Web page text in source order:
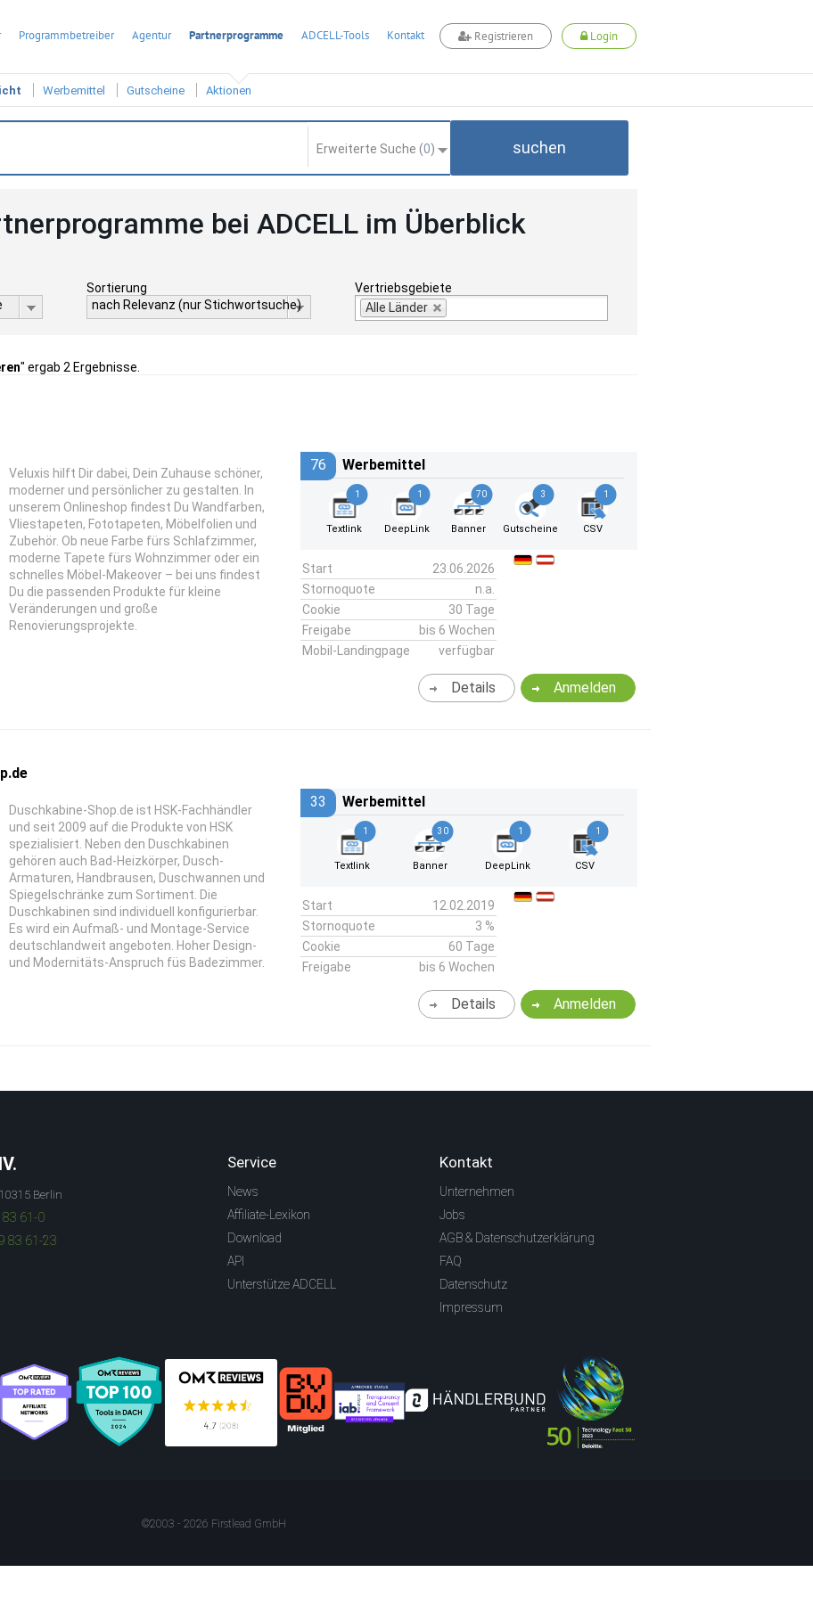
Programmbetreiber Agentur Partnerprogramme ADCELL-Tools Kontakt Registrieren Login
Werbemittel Gutscheine Aktionen
Erweiterte Suche (0) suchen
bei ADCELL im Überblick
Sortierung
nach Relevanz (nur Stichwortsuche)
Vertriebsgebiete
Alle Länder
" ergab 2 Ergebnisse.
Veluxis hilft Dir dabei, Dein Zuhause schöner,
moderner und persönlicher zu gestalten. In
unserem Onlineshop findest Du Wandfarben,
Vliestapeten, Fototapeten, Möbelfolien und
Zubehör. Ob neue Farbe fürs Schlafzimmer,
moderne Tapete fürs Wohnzimmer oder ein
schnelles Möbel-Makeover – bei uns findest
Du die passenden Produkte für kleine
Veränderungen und große
Renovierungsprojekte.
76 Werbemittel
1
Textlink
1
DeepLink
70
Banner
3
Gutscheine
1
CSV
Start
23.06.2026
Stornoquote
n.a.
Cookie
30 Tage
Freigabe
bis 6 Wochen
Mobil-Landingpage
verfügbar
Anmelden
Details
Duschkabine-Shop.de ist HSK-Fachhändler
und seit 2009 auf die Produkte von HSK
spezialisiert. Neben den Duschkabinen
gehören auch Bad-Heizkörper, Dusch-
Armaturen, Handbrausen, Duschwannen und
Spiegelschränke zum Sortiment. Die
Duschkabinen sind individuell konfigurierbar.
Es wird ein Aufmaß- und Montage-Service
deutschlandweit angeboten. Hoher Design-
und Modernitäts-Anspruch füs Badezimmer.
33 Werbemittel
1
Textlink
30
Banner
1
DeepLink
1
CSV
Start
12.02.2019
Stornoquote
3 %
Cookie
60 Tage
Freigabe
bis 6 Wochen
Anmelden
Details
Berlin
83 61-0
83 61-23
Service
News
Affiliate-Lexikon
Download
API
Unterstütze ADCELL
Kontakt
Unternehmen
Jobs
AGB & Datenschutzerklärung
FAQ
Datenschutz
Impressum
©2003 - 2026 Firstlead GmbH